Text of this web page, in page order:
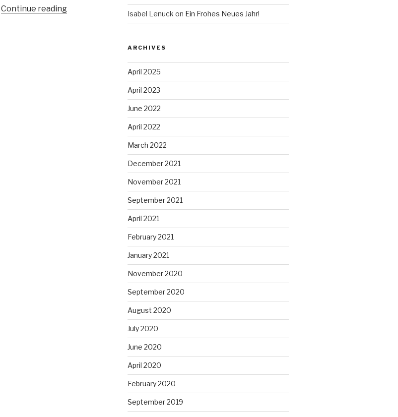
Continue reading“Machen
Isabel Lenuck on Ein Frohes Neues Jahr!
ARCHIVES
April 2025
April 2023
June 2022
April 2022
March 2022
December 2021
November 2021
September 2021
April 2021
February 2021
January 2021
November 2020
September 2020
August 2020
July 2020
June 2020
April 2020
February 2020
September 2019